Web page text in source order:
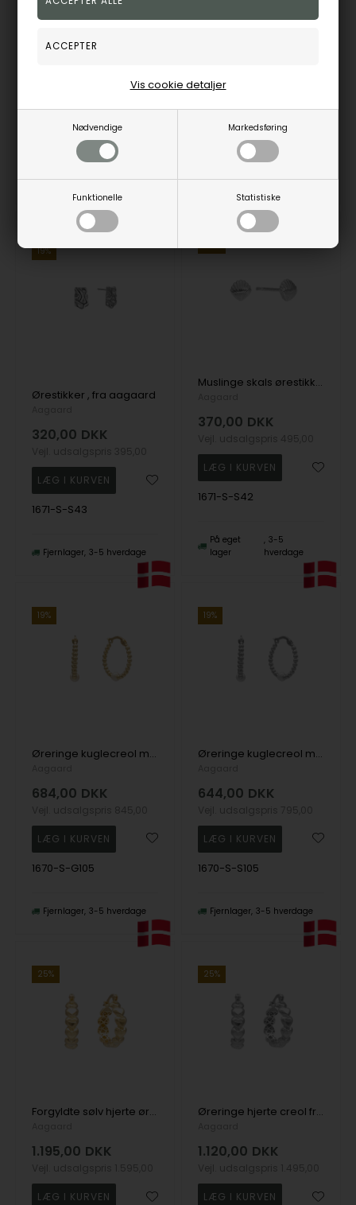
Nødvendige Markedsføring
Funktionelle Statistiske
Vis cookie detaljer
Ørestikker 3 hjerter, fra Aagaard
1.895,00
1671-G8-45
Fjernlager 3-5 hverdage
Ørestikker, fra aagaard
Vejl. udsalgspris
1671-S-G43
Fjernlager 3-5 hverdage
19%
Ørestikker , fra aagaard
320,00 DKK
1671-S-S43
Fjernlager 3-5 hverdage
Muslinge skals ørestikker i sterling sølv, fra aagaard
370,00 DKK
1671-S-S42
På eget
lager
3-5
hverdage
19%
Øreringe kuglecreol med perle, fra Aagaard
684,00 DKK
1670-S-G105
Fjernlager 3-5 hverdage
19%
Øreringe kuglecreol med perle , fra Aagaard
644,00 DKK
1670-S-S105
Fjernlager 3-5 hverdage
25%
Forgyldte sølv hjerte øreringe creol fra Aagaard, Ø 18 mm
1.195,00 DKK
25%
Øreringe hjerte creol fra Aagaard, Ø 18 mm
1.120,00 DKK